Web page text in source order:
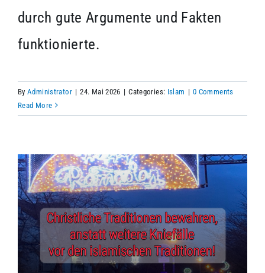
durch gute Argumente und Fakten
funktionierte.
ByAdministrator | 24. Mai 2026 | Categories: Islam | 0 Comments
Read More